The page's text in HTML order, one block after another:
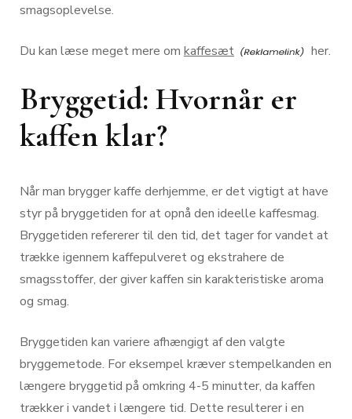
smagsoplevelse.
Du kan læse meget mere om kaffesæt her.
Bryggetid: Hvornår er
kaffen klar?
Når man brygger kaffe derhjemme, er det vigtigt at have
styr på bryggetiden for at opnå den ideelle kaffesmag.
Bryggetiden refererer til den tid, det tager for vandet at
trække igennem kaffepulveret og ekstrahere de
smagsstoffer, der giver kaffen sin karakteristiske aroma
og smag.
Bryggetiden kan variere afhængigt af den valgte
bryggemetode. For eksempel kræver stempelkanden en
længere bryggetid på omkring 4-5 minutter, da kaffen
trækker i vandet i længere tid. Dette resulterer i en